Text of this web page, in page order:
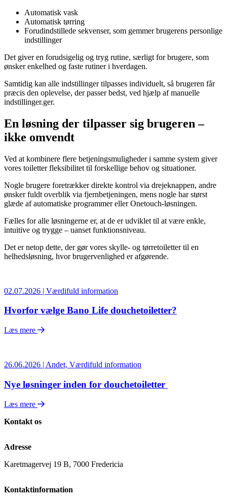
Automatisk vask
Automatisk tørring
Forudindstillede sekvenser, som gemmer brugerens personlige
indstillinger
Det giver en forudsigelig og tryg rutine, særligt for brugere, som
ønsker enkelhed og faste rutiner i hverdagen.
Samtidig kan alle indstillinger tilpasses individuelt, så brugeren får
præcis den oplevelse, der passer bedst, ved hjælp af manuelle
indstillinger.ger.
En løsning der tilpasser sig brugeren –
ikke omvendt
Ved at kombinere flere betjeningsmuligheder i samme system giver
vores toiletter fleksibilitet til forskellige behov og situationer.
Nogle brugere foretrækker direkte kontrol via drejeknappen, andre
ønsker fuldt overblik via fjernbetjeningen, mens nogle har størst
glæde af automatiske programmer eller Onetouch-løsningen.
Fælles for alle løsningerne er, at de er udviklet til at være enkle,
intuitive og trygge – uanset funktionsniveau.
Det er netop dette, der gør vores skylle- og tørretoiletter til en
helhedsløsning, hvor brugervenlighed er afgørende.
02.07.2026 | Værdifuld information
Hvorfor vælge Bano Life douchetoiletter?
Læs mere
26.06.2026 | Andet, Værdifuld information
Nye løsninger inden for douchetoiletter
Læs mere
Kontakt os
Adresse
Karetmagervej 19 B, 7000 Fredericia
Kontaktinformation